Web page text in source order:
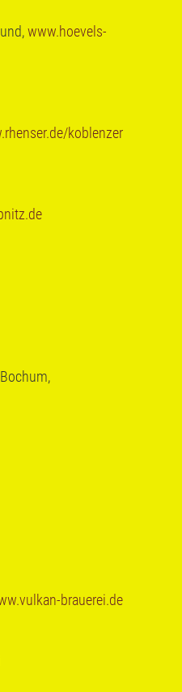
www.hoevels-
koblenzer
brauerei.de